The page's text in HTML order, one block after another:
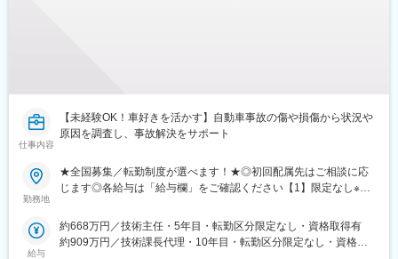
仕事内容
【未経験OK！車好きを活かす】自動車事故の傷や損傷から状況や
原因を調査し、事故解決をサポート
勤務地
★全国募集／転勤制度が選べます！★◎初回配属先はご相談に応
じます◎各給与は「給与欄」をご確認ください【1】限定なし※全
当する都道府県（1）「主たる勤務地」を含むブロック（2）「主
たる勤務地」の隣接都道府県（3）居住地から通勤可能な都道府県
※上記内で転居を伴う転勤の可能性あり※採用時に「主たる勤務
給与
約668万円／技術主任・5年目・転勤区分限定なし・資格取得有
約909万円／技術課長代理・10年目・転勤区分限定なし・資格取